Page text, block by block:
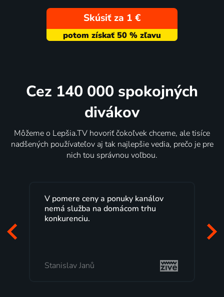
Skúsiť za 1 €
Cez 140 000 spokojných
divákov
Môžeme o Lepšia.TV hovoriť čokoľvek chceme, ale tisíce
nadšených používateľov aj tak najlepšie vedia, prečo je pre
nich tou správnou voľbou.
ponuky kanálov
trhu
Lepšia.TV sledujem už
rokov s maximálnou
pozerať, kedy sa mi hodí, je
Milada Tomešová